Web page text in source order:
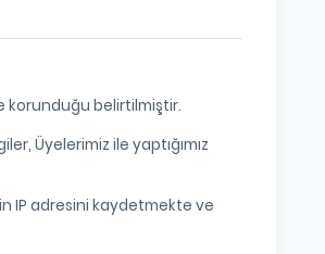
korunduğu belirtilmiştir.
Üyelerimiz ile yaptığımız
IP adresini kaydetmekte ve